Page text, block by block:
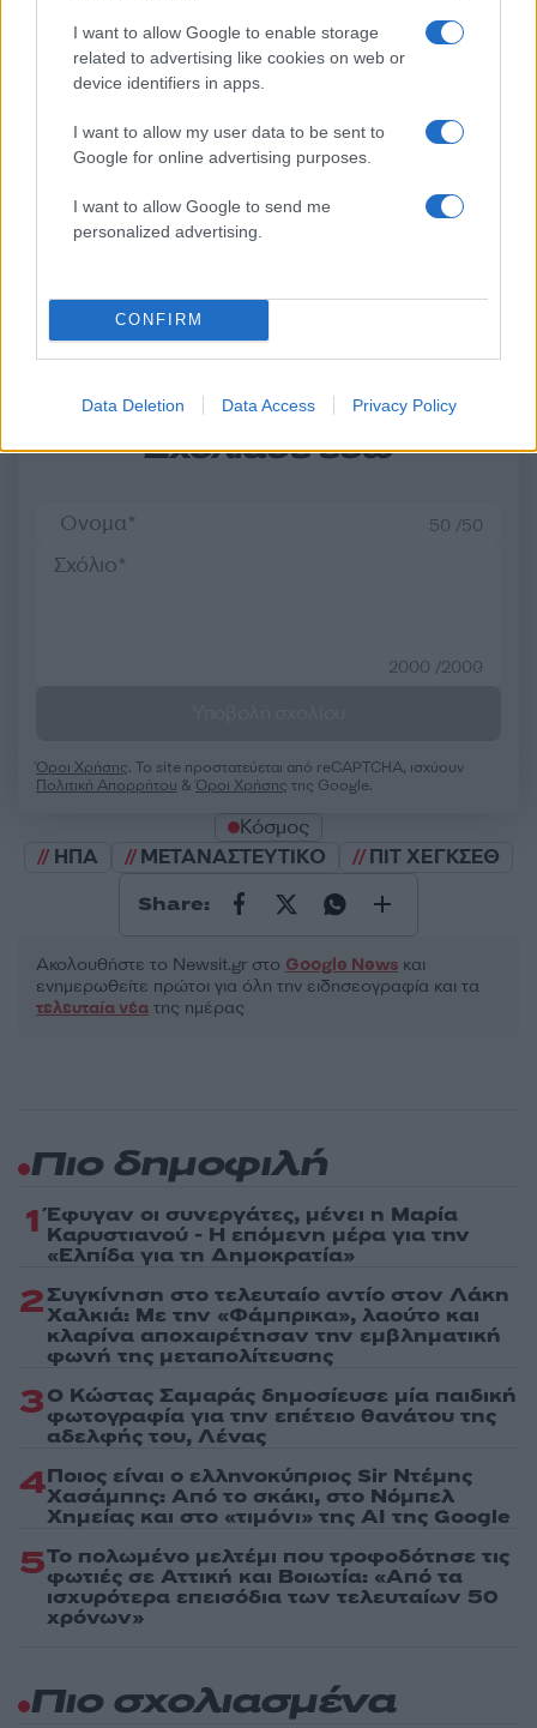
I want to allow Google to enable storage
related to advertising like cookies on web or
device identifiers in apps.
I want to allow my user data to be sent to
Google for online advertising purposes.
I want to allow Google to send me
personalized advertising.
CONFIRM
Data Deletion Data Access Privacy Policy
Σχόλια
Σχολίασε εδώ
50 /50
2000 /2000
Όροι Χρήσης. Το site προστατεύεται από reCAPTCHA, ισχύουν
Πολιτική Απορρήτου &Όροι Χρήσης της Google.
Κόσμος
ΗΠΑ
ΜΕΤΑΝΑΣΤΕΥΤΙΚΟ ΠΙΤ ΧΕΓΚΣΕΘ
Share:
Ακολουθήστε το Νewsit.gr στο Google News και
ενημερωθείτε πρώτοι για όλη την ειδησεογραφία και τα
τελευταία νέα της ημέρας
Στη ΓΑΔΑ η 46χρονη που
κατηγορείται για
συμμετοχή στην τραγωδία
απευθείας από το
αεροδρόμιο
Τραμπ: «Ο πόλεμος
Ιράν θα τελειώσει
σύντομα – Εμείς
Πιο δημοφιλή
1 Έφυγαν οι συνεργάτες, μένει η Μαρία
Καρυστιανού - Η επόμενη μέρα για την
«Ελπίδα για τη Δημοκρατία»
2Συγκίνηση στο τελευταίο αντίο στον Λάκη
Χαλκιά: Με την «Φάμπρικα», λαούτο και
κλαρίνα αποχαιρέτησαν την εμβληματική
φωνή της μεταπολίτευσης
3Ο Κώστας Σαμαράς δημοσίευσε μία παιδική
φωτογραφία για την επέτειο θανάτου της
αδελφής του, Λένας
4Ποιος είναι ο ελληνοκύπριος Sir Ντέμης
Χασάμπης: Από το σκάκι, στο Νόμπελ
Χημείας και στο «τιμόνι» της AI της Google
5Το πολωμένο μελτέμι που τροφοδότησε τις
φωτιές σε Αττική και Βοιωτία: «Από τα
ισχυρότερα επεισόδια των τελευταίων 50
χρόνων»
Πιο σχολιασμένα